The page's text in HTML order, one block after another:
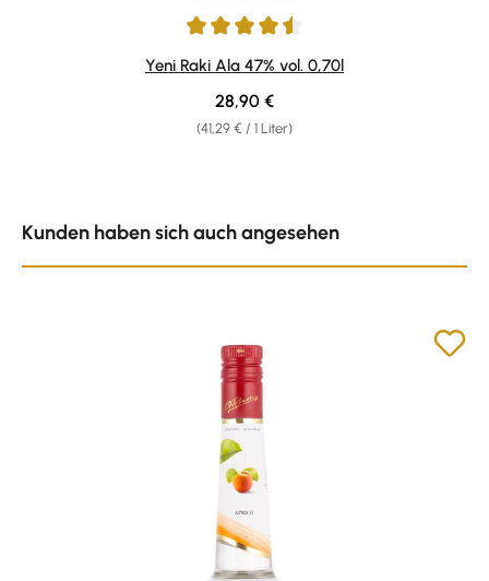
Durchschnittliche Bewertung von 4.57 von 5 Sternen
Yeni Raki Ala 47% vol. 0,70l
(41,29 € / 1 Liter)
Regulärer Preis:
28,90 €
Kunden haben sich auch angesehen